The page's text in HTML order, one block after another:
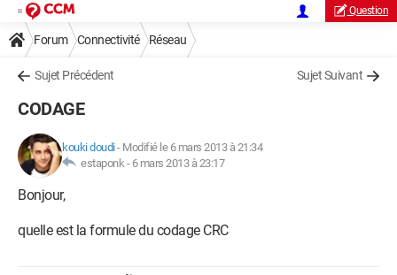
Question
Forum Connectivité Réseau
Sujet Précédent Sujet Suivant
CODAGE
kouki doudi- Modifié le 6 mars 2013 à 21:34
estaponk - 6 mars 2013 à 23:17
Bonjour,
quelle est la formule du codage CRC